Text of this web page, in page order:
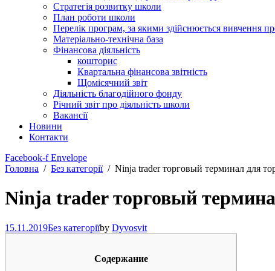
Стратегія розвитку школи
План роботи школи
Перелік програм, за якими здійснюється вивчення
Матеріально-технічна база
Фінансова діяльність
кошторис
Квартальна фінансова звітність
Щомісячний звіт
Діяльність благодійного фонду
Річний звіт про діяльність школи
Вакансії
Новини
Контакти
Facebook-f Envelope
Головна
Без категорії Ninja trader торговый терминал для
Ninja trader торговый
15.11.2019Без категоріїby Dyvosvit
Содержание